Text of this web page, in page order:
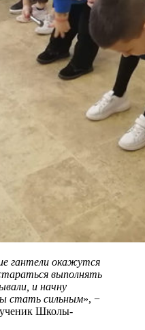
гантели окажутся
выполнять
и начну
стать сильным», −
Школы-